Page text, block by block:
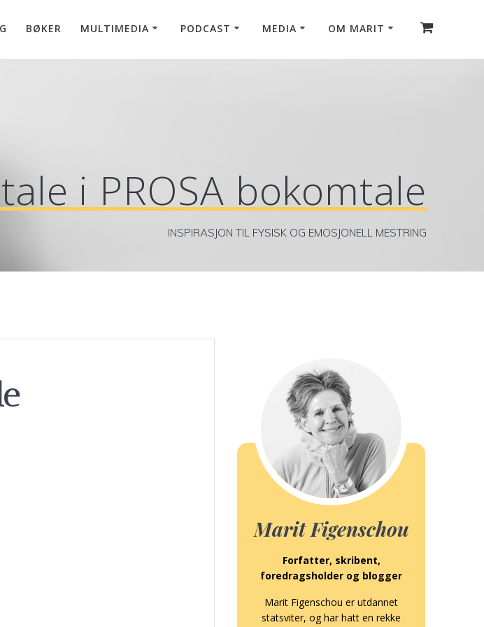
BØKER MULTIMEDIA PODCAST MEDIA OM MARIT
i PROSA bokomtale
INSPIRASJON TIL FYSISK OG EMOSJONELL MESTRING
Marit Figenschou
Forfatter, skribent,
foredragsholder og blogger
Marit Figenschou er utdannet
statsviter, og har hatt en rekke